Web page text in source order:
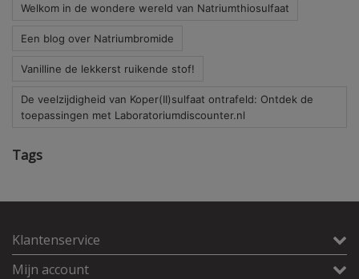
Welkom in de wondere wereld van Natriumthiosulfaat
Een blog over Natriumbromide
Vanilline de lekkerst ruikende stof!
De veelzijdigheid van Koper(II)sulfaat ontrafeld: Ontdek de
toepassingen met Laboratoriumdiscounter.nl
Tags
Klantenservice
Mijn account